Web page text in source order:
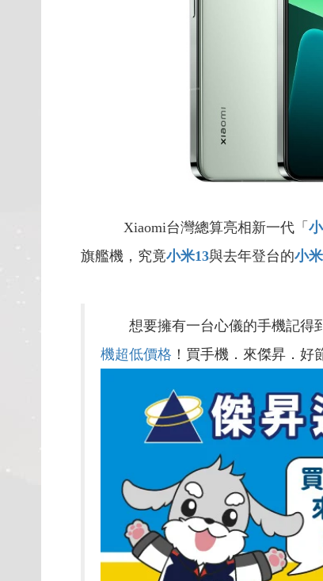
Xiaomi台灣總算亮相新一代「
旗艦機，究竟小米13與去年登台的小
想要擁有一台心儀的手機記得
機超低價格 ！買手機．來傑昇．好